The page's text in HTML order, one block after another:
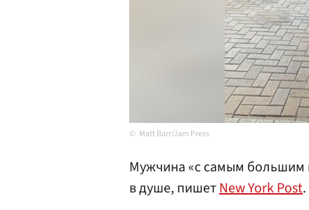
Matt Barr/Jam Press
Мужчина «с самым большим
в душе, пишетNew York Post.